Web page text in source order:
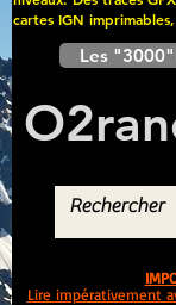
cartes IGN
Les "3000"
O2
Lire impérativement